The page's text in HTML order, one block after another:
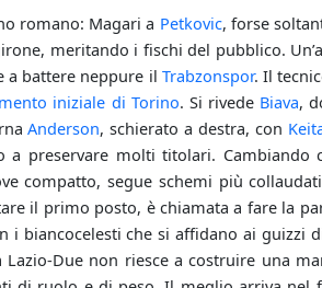
romano: Magari a Petkovic, forse
meritando i fischi del pubblico.
a battere neppure il Trabzonspor. Il
iniziale di Torino. Si rivede Biava,
Anderson, schierato a destra, con
a preservare molti titolari.
compatto, segue schemi più
il primo posto, è chiamata a fare la
i biancocelesti che si affidano ai guizzi
Lazio-Due non riesce a costruire una